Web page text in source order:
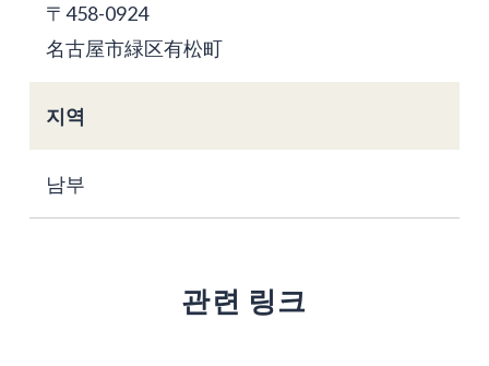
〒458-0924
名古屋市緑区有松町
지역
남부
관련 링크